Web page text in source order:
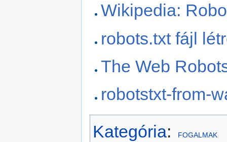
Wikipedia:
robots.txt fájl
The Web
robotstxt-from-
Kategória: FOGALMAK